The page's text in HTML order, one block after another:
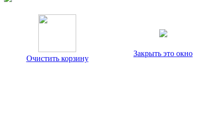
Очистить корзину
Закрыть это окно